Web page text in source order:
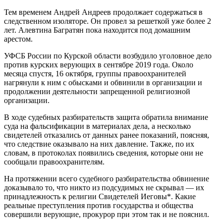
Тем временем Андрей Андреев продолжает содержаться в
следственном изоляторе. Он провел за решеткой уже более 2
лет. Алевтина Багратян пока находится под домашним
арестом.
УФСБ России по Курской области возбудило уголовное дело
против курских верующих в сентябре 2019 года. Около
месяца спустя, 16 октября, группы правоохранителей
нагрянули к ним с обысками и обвинили в организации и
продолжении деятельности запрещенной религиозной
организации.
В ходе судебных разбирательств защита обратила внимание
суда на фальсификации в материалах дела, а несколько
свидетелей отказались от данных ранее показаний, поясняя,
что следствие оказывало на них давление. Также, по их
словам, в протоколах появились сведения, которые они не
сообщали правоохранителям.
На протяжении всего судебного разбирательства обвинение
доказывало то, что никто из подсудимых не скрывал — их
принадлежность к религии Свидетелей Иеговы*. Какие
реальные преступления против государства и общества
совершили верующие, прокурор при этом так и не пояснил.